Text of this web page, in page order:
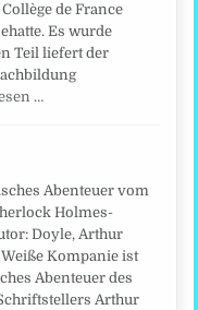
de France
Es wurde
Teil liefert der
…
Abenteuer vom
Holmes-
Doyle, Arthur
Kompanie ist
Abenteuer des
Arthur